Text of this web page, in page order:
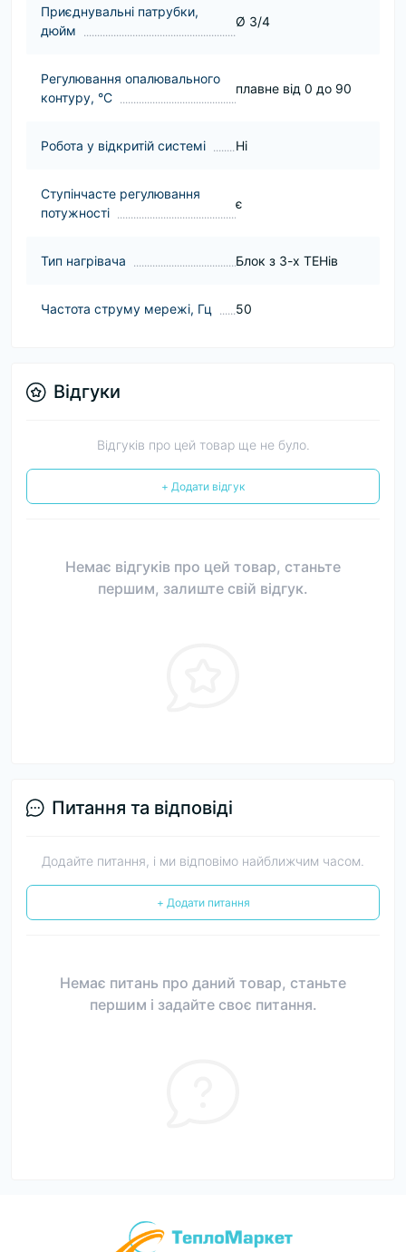
Приєднувальні патрубки,
дюйм
Ø 3/4
Регулювання опалювального
контуру, °С
плавне від 0 до 90
Робота у відкритій системі Нi
Ступінчасте регулювання
потужності
є
Тип нагрівача Блок з 3-х ТЕНів
Частота струму мережі, Гц 50
Відгуки
Відгуків про цей товар ще не було.
+ Додати відгук
Немає відгуків про цей товар, станьте
першим, залиште свій відгук.
Питання та відповіді
Додайте питання, і ми відповімо найближчим часом.
+ Додати питання
Немає питань про даний товар, станьте
першим і задайте своє питання.